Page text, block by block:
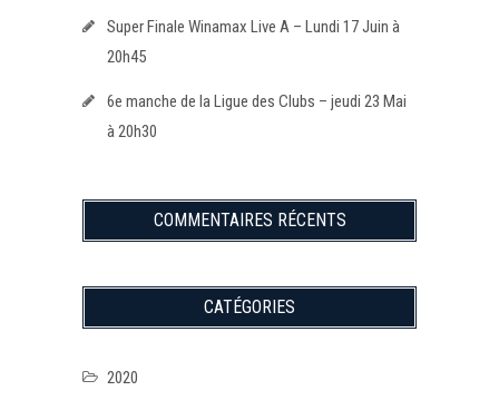
Super Finale Winamax Live A – Lundi 17 Juin à
20h45
6e manche de la Ligue des Clubs – jeudi 23 Mai
à 20h30
COMMENTAIRES RÉCENTS
CATÉGORIES
2020